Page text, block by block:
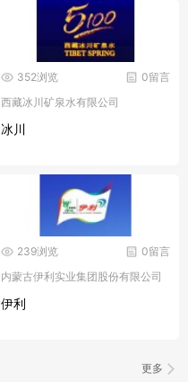
0留言
352浏览
西藏冰川矿泉水有限公司
冰川
0留言
239浏览
内蒙古伊利实业集团股份有限公司
伊利
更多